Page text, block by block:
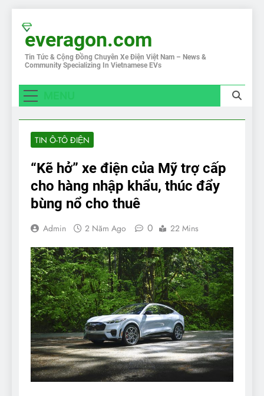
content
everagon.com
Tin Tức & Cộng Đồng Chuyên Xe Điện Việt Nam – News &
Community Specializing In Vietnamese EVs
TIN Ô-TÔ ĐIỆN
“Kẽ hở” xe điện của Mỹ trợ cấp
cho hàng nhập khẩu, thúc đẩy
bùng nổ cho thuê
Admin 2 Năm Ago 0 22 Mins